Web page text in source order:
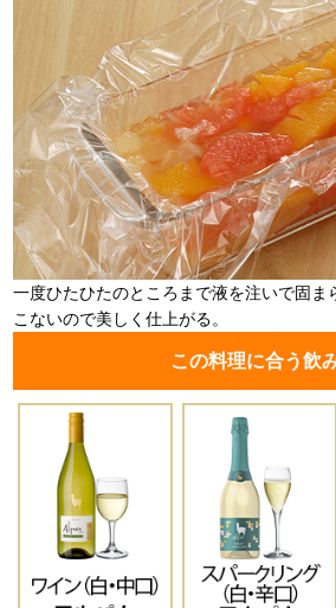
一度ひたひたのところまで液を注いで固ま
こないので美しく仕上がる。
この料理に合う飲